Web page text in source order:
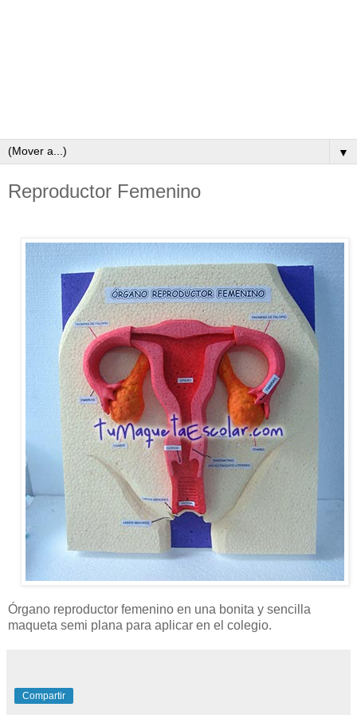
▼
Reproductor Femenino
Órgano reproductor femenino en una bonita y sencilla
maqueta semi plana para aplicar en el colegio.
Compartir